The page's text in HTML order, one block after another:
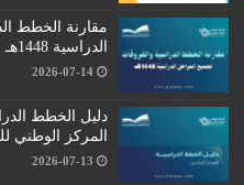
مقارنة الخطط
الدراسية 1448هـ
2026-07-14
المركز الوطني
2026-07-13